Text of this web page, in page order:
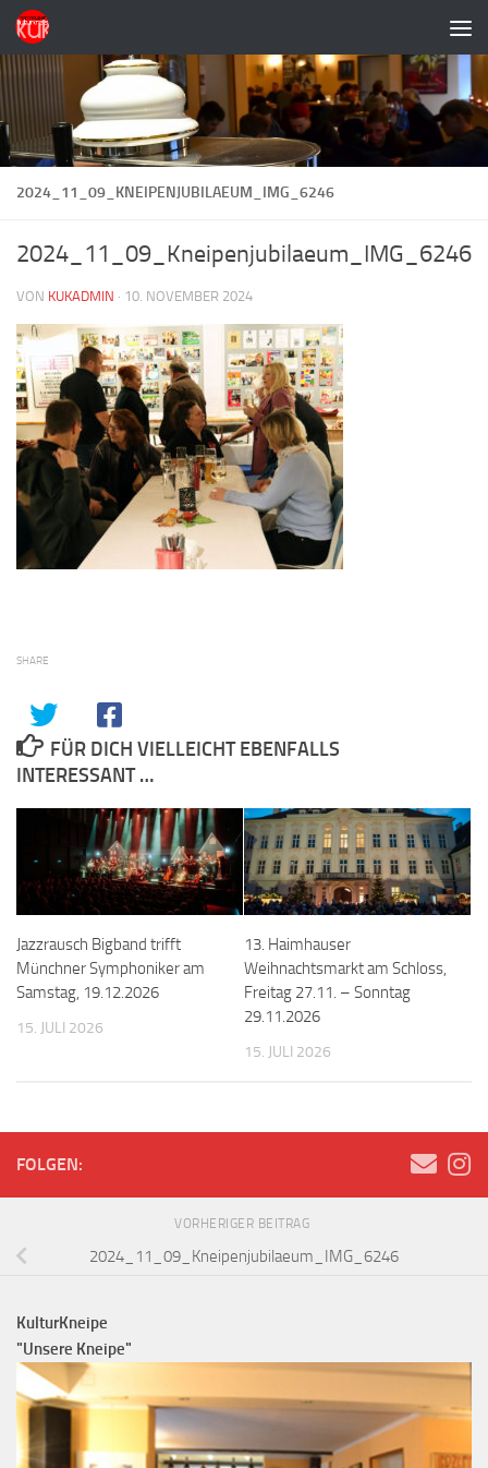
Zum Inhalt springen
2024_11_09_KNEIPENJUBILAEUM_IMG_6246
2024_11_09_Kneipenjubilaeum_IMG_6246
VON KUKADMIN · 10. NOVEMBER 2024
SHARE
FÜR DICH VIELLEICHT EBENFALLS
INTERESSANT …
Jazzrausch Bigband trifft
Münchner Symphoniker am
Samstag, 19.12.2026
15. JULI 2026
13. Haimhauser
Weihnachtsmarkt am Schloss,
Freitag 27.11. – Sonntag
29.11.2026
15. JULI 2026
FOLGEN:
VORHERIGER BEITRAG
2024_11_09_Kneipenjubilaeum_IMG_6246
KulturKneipe
"Unsere Kneipe"